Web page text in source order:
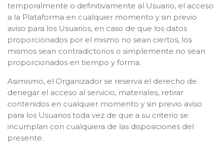
temporalmente o definitivamente al Usuario, el acceso
a la Plataforma en cualquier momento y sin previo
aviso para los Usuarios, en caso de que los datos
proporcionados por el mismo no sean ciertos, los
mismos sean contradictorios o simplemente no sean
proporcionados en tiempo y forma.
Asimismo, el Organizador se reserva el derecho de
denegar el acceso al servicio, materiales, retirar
contenidos en cualquier momento y sin previo aviso
para los Usuarios toda vez de que a su criterio se
incumplan con cualquiera de las disposiciones del
presente.